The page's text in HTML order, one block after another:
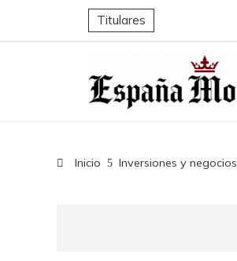
Titulares
Inicio Inversiones y negocios